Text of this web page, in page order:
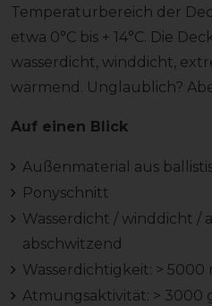
Temperaturbereich der
etwa 0°C bis + 14°C. Die
wasserdicht, winddicht,
wärmend. Unglaublich?
Auf einen Blick
Außenmaterial aus
Ponyschnitt
Wasserdicht / winddicht /
abschwitzend
Wasserdichtigkeit: > 5000
Atmungsaktivität: > 3000